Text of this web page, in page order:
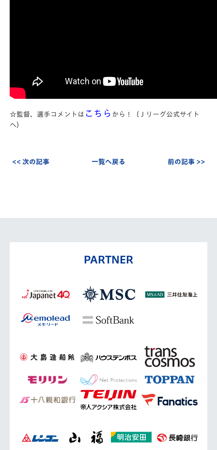
☆監督、選手コメントは こちら から！（Ｊリーグ公式サイト
へ）
<< 次の記事 一覧へ戻る 前の記事 >>
PARTNER